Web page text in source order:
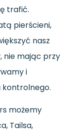
trafić.
pierścieni,
nasz
, nie mając przy
i
możemy
Tailsa,